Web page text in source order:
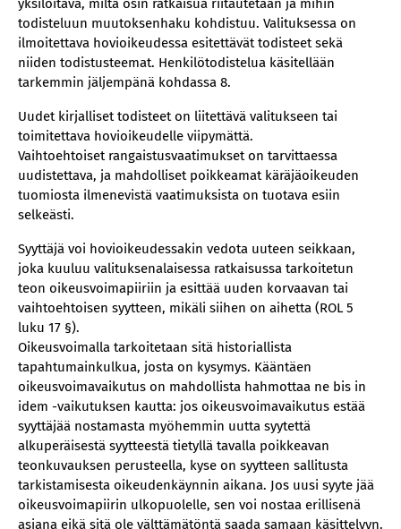
yksilöitävä, miltä osin ratkaisua riitautetaan ja mihin
todisteluun muutoksenhaku kohdistuu. Valituksessa on
ilmoitettava hovioikeudessa esitettävät todisteet sekä
niiden todistusteemat. Henkilötodistelua käsitellään
tarkemmin jäljempänä kohdassa 8.
Uudet kirjalliset todisteet on liitettävä valitukseen tai
toimitettava hovioikeudelle viipymättä.
Vaihtoehtoiset rangaistusvaatimukset on tarvittaessa
uudistettava, ja mahdolliset poikkeamat käräjäoikeuden
tuomiosta ilmenevistä vaatimuksista on tuotava esiin
selkeästi.
Syyttäjä voi hovioikeudessakin vedota uuteen seikkaan,
joka kuuluu valituksenalaisessa ratkaisussa tarkoitetun
teon oikeusvoimapiiriin ja esittää uuden korvaavan tai
vaihtoehtoisen syytteen, mikäli siihen on aihetta (ROL 5
luku 17 §).
Oikeusvoimalla tarkoitetaan sitä historiallista
tapahtumainkulkua, josta on kysymys. Kääntäen
oikeusvoimavaikutus on mahdollista hahmottaa ne bis in
idem -vaikutuksen kautta: jos oikeusvoimavaikutus estää
syyttäjää nostamasta myöhemmin uutta syytettä
alkuperäisestä syytteestä tietyllä tavalla poikkeavan
teonkuvauksen perusteella, kyse on syytteen sallitusta
tarkistamisesta oikeudenkäynnin aikana. Jos uusi syyte jää
oikeusvoimapiirin ulkopuolelle, sen voi nostaa erillisenä
asiana eikä sitä ole välttämätöntä saada samaan käsittelyyn.